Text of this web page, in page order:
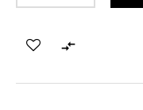
